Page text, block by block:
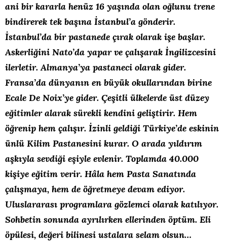
ani bir kararla henüz 16 yaşında olan oğlunu trene
bindirerek tek başına İstanbul’a gönderir.
İstanbul’da bir pastanede çırak olarak işe başlar.
Askerliğini Nato’da yapar ve çalışarak İngilizcesini
ilerletir. Almanya’ya pastaneci olarak gider.
Fransa’da dünyanın en büyük okullarından birine
Ecale De Noix’ye gider. Çeşitli ülkelerde üst düzey
eğitimler alarak sürekli kendini geliştirir. Hem
öğrenip hem çalışır. İzinli geldiği Türkiye’de eskinin
ünlü Kilim Pastanesini kurar. O arada yıldırım
aşkıyla sevdiği eşiyle evlenir. Toplamda 40.000
kişiye eğitim verir. Hâla hem Pasta Sanatında
çalışmaya, hem de öğretmeye devam ediyor.
Uluslararası programlara gözlemci olarak katılıyor.
Sohbetin sonunda ayrılırken ellerinden öptüm. Eli
öpülesi, değeri bilinesi ustalara selam olsun…